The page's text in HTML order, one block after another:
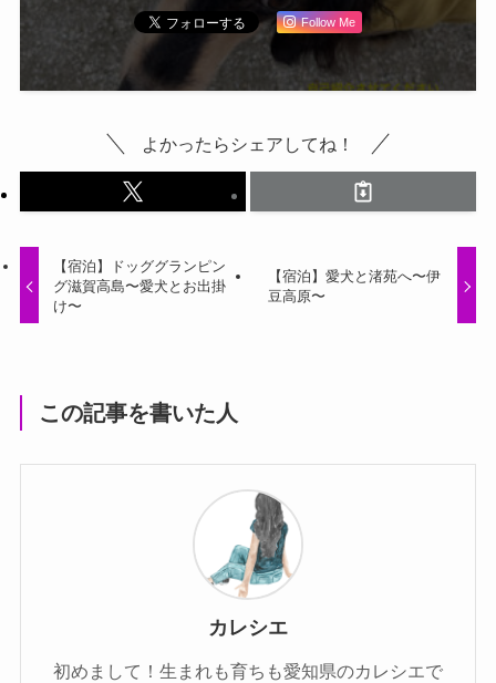
Follow Me
よかったらシェアしてね！
【宿泊】ドッググランピン
グ滋賀高島〜愛犬とお出掛
け〜
【宿泊】愛犬と渚苑へ〜伊
豆高原〜
この記事を書いた人
カレシエ
初めまして！生まれも育ちも愛知県のカレシエで